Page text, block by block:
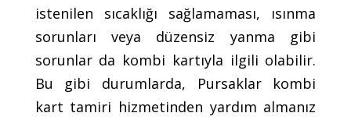
istenilen sıcaklığı sağlamaması, ısınma
sorunları veya düzensiz yanma gibi
sorunlar da kombi kartıyla ilgili olabilir.
Bu gibi durumlarda, Pursaklar kombi
kart tamiri hizmetinden yardım almanız